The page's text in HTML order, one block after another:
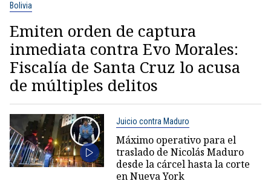
Bolivia
Emiten orden de captura
inmediata contra Evo Morales:
Fiscalía de Santa Cruz lo acusa
de múltiples delitos
Juicio contra Maduro
Máximo operativo para el
traslado de Nicolás Maduro
desde la cárcel hasta la corte
en Nueva York